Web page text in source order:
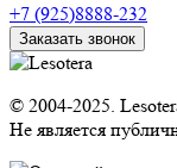
+7 (925)8888-232
Заказать звонок
© 2004-2025.
Не является